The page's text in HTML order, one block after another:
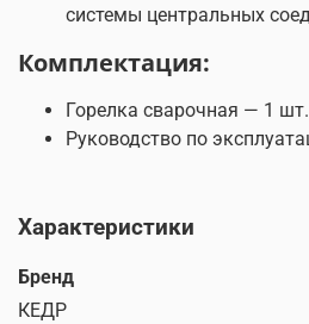
системы центральных
Комплектация:
Горелка сварочная — 1 шт.
Руководство по
Характеристики
Бренд
КЕДР